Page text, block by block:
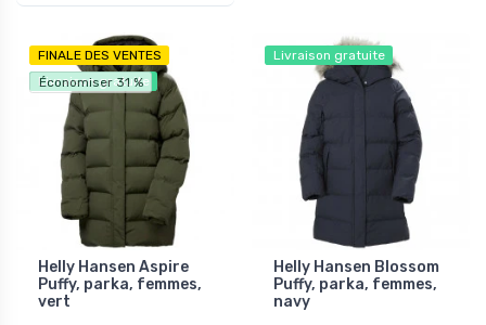
FINALE DES VENTES
Livraison gratuite
Économiser 31 %
Helly Hansen Aspire
Puffy, parka, femmes,
vert
Livraison gratuite
Helly Hansen Blossom
Puffy, parka, femmes,
navy